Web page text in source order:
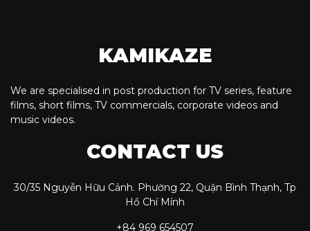
KAMIKAZE
We are specialised in post production for TV series, feature
films, short films, TV commercials, corporate videos and
music videos.
CONTACT US
30/35 Nguyễn Hữu Cảnh. Phường 22, Quận Bình Thạnh, Tp
Hồ Chí Mính
+84 969 654507